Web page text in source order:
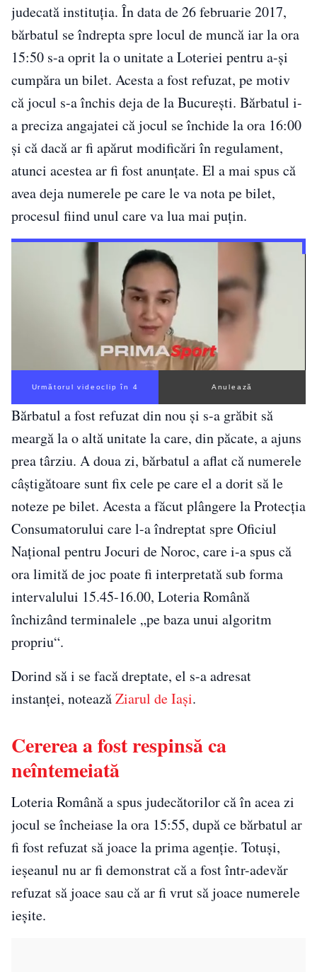
judecată instituția. În data de 26 februarie 2017,
bărbatul se îndrepta spre locul de muncă iar la ora
15:50 s-a oprit la o unitate a Loteriei pentru a-și
cumpăra un bilet. Acesta a fost refuzat, pe motiv
că jocul s-a închis deja de la București. Bărbatul i-
a preciza angajatei că jocul se închide la ora 16:00
și că dacă ar fi apărut modificări în regulament,
atunci acestea ar fi fost anunțate. El a mai spus că
avea deja numerele pe care le va nota pe bilet,
procesul fiind unul care va lua mai puțin.
Următorul videoclip în 3 Anulează
Bărbatul a fost refuzat din nou și s-a grăbit să
meargă la o altă unitate la care, din păcate, a ajuns
prea târziu. A doua zi, bărbatul a aflat că numerele
câștigătoare sunt fix cele pe care el a dorit să le
noteze pe bilet. Acesta a făcut plângere la Protecţia
Consumatorului care l-a îndreptat spre Oficiul
Naţional pentru Jocuri de Noroc, care i-a spus că
ora limită de joc poate fi interpretată sub forma
intervalului 15.45-16.00, Loteria Română
închizând terminalele „pe baza unui algoritm
propriu“.
Dorind să i se facă dreptate, el s-a adresat
instanței, noteazăZiarul de Iași.
Cererea a fost respinsă ca
neîntemeiată
Loteria Română a spus judecătorilor că în acea zi
jocul se încheiase la ora 15:55, după ce bărbatul ar
fi fost refuzat să joace la prima agenție. Totuși,
ieșeanul nu ar fi demonstrat că a fost într-adevăr
refuzat să joace sau că ar fi vrut să joace numerele
ieșite.